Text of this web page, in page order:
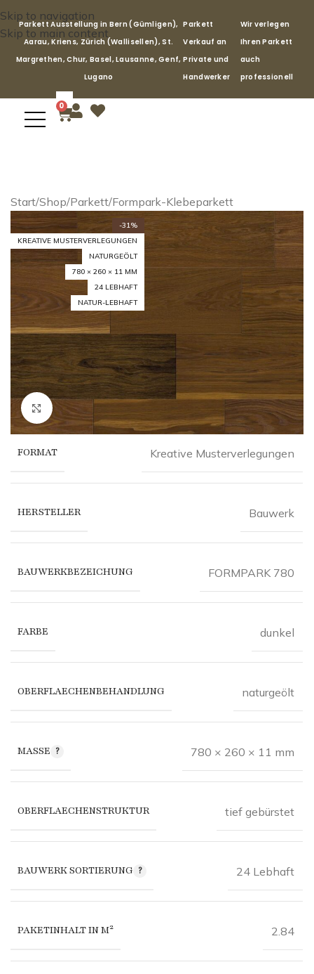
Skip to navigation
Skip to main content
Parkett Ausstellung in Bern (Gümligen),
Aarau, Kriens, Zürich (Wallisellen), St.
Margrethen, Chur, Basel, Lausanne, Genf,
Lugano
Parkett
Verkauf an
Private und
Handwerker
Wir verlegen
Ihren Parkett
auch
professionell
0
Start/Shop/Parkett/Formpark-Klebeparkett
-31%
KREATIVE MUSTERVERLEGUNGEN
NATURGEÖLT
780 × 260 × 11 MM
24 LEBHAFT
NATUR-LEBHAFT
Click to enlarge
FORMAT Kreative Musterverlegungen
HERSTELLER Bauwerk
BAUWERKBEZEICHUNG FORMPARK 780
FARBE dunkel
OBERFLAECHENBEHANDLUNG naturgeölt
MASSE 780 × 260 × 11 mm
OBERFLAECHENSTRUKTUR tief gebürstet
BAUWERK SORTIERUNG 24 Lebhaft
PAKETINHALT IN M² 2.84